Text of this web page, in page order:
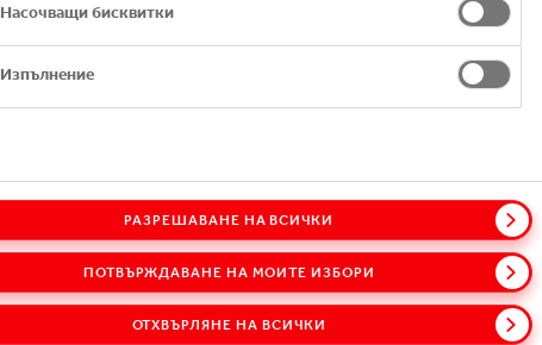
Насочващи бисквитки
Изпълнение
ОТХВЪРЛЯНЕ НА ВСИЧКИ
ПОТВЪРЖДАВАНЕ НА МОИТЕ ИЗБОРИ
РАЗРЕШАВАНЕ НА ВСИЧКИ